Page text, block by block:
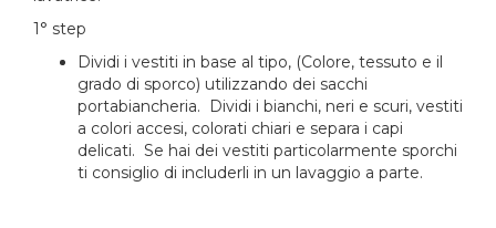
1° step
Dividi i vestiti in base al tipo, (Colore, tessuto e il
grado di sporco) utilizzando dei sacchi
portabiancheria. Dividi i bianchi, neri e scuri, vestiti
a colori accesi, colorati chiari e separa i capi
delicati. Se hai dei vestiti particolarmente sporchi
ti consiglio di includerli in un lavaggio a parte.